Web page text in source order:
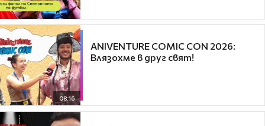
08:16
ANIVENTURE COMIC CON 2026:
Влязохме в друг свят!